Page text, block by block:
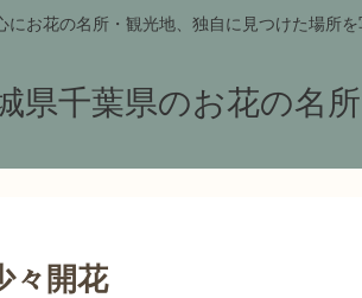
お花の名所・観光地、独自に見つけた場所を
県千葉県のお花の名所
々開花